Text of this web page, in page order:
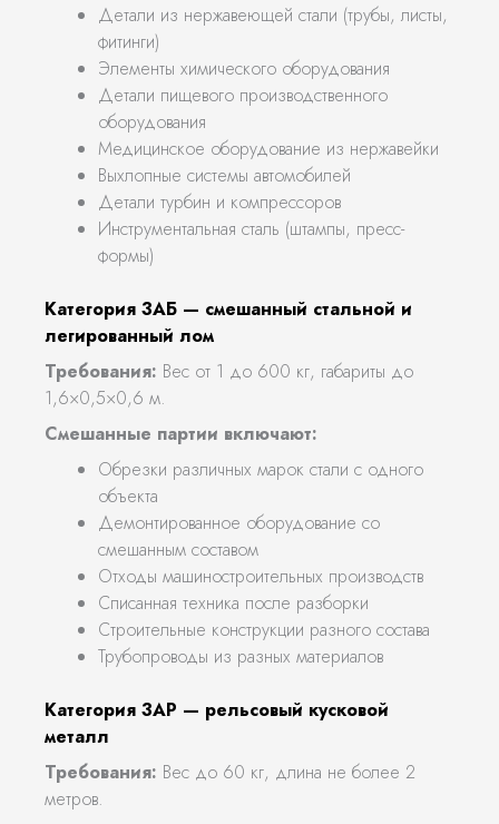
Детали из нержавеющей стали (трубы, листы,
фитинги)
Элементы химического оборудования
Детали пищевого производственного
оборудования
Медицинское оборудование из нержавейки
Выхлопные системы автомобилей
Детали турбин и компрессоров
Инструментальная сталь (штампы, пресс-
формы)
Категория 3АБ — смешанный стальной и
легированный лом
Требования: Вес от 1 до 600 кг, габариты до
1,6×0,5×0,6 м.
Смешанные партии включают:
Обрезки различных марок стали с одного
объекта
Демонтированное оборудование со
смешанным составом
Отходы машиностроительных производств
Списанная техника после разборки
Строительные конструкции разного состава
Трубопроводы из разных материалов
Категория 3АР — рельсовый кусковой
металл
Требования: Вес до 60 кг, длина не более 2
метров.